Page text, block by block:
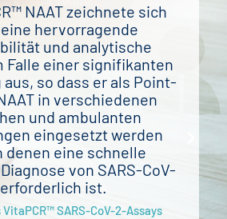
Da ein einzelnes Gerät
Probe untersuchen kann,
Geräte in der
Timone-
um die in der
werdenden Personen
möglich
Ansteckungsmanagement
Infektionskrankheiten der
Mediterranee